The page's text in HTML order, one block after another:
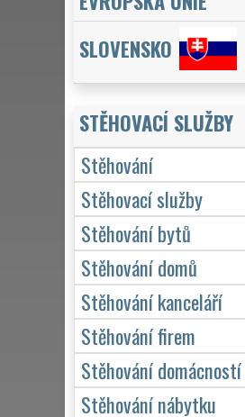
SLOVENSKO
STĚHOVACÍ SLUŽBY
Stěhování
Stěhovací služby
Stěhování bytů
Stěhování domů
Stěhování kanceláří
Stěhování firem
Stěhování domácností
Stěhování nábytku